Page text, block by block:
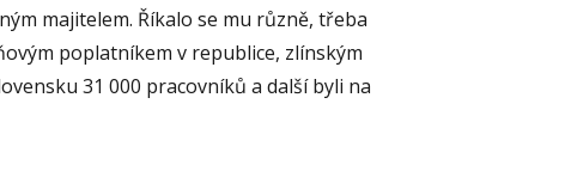
majitelem. Říkalo se mu různě, třeba
poplatníkem v republice, zlínským
31 000 pracovníků a další byli na